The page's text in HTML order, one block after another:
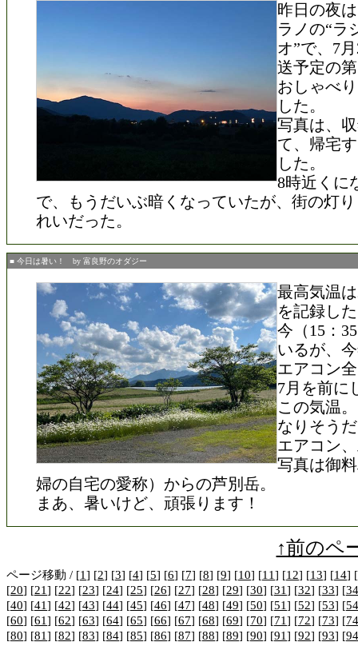
昨日の夜
ラノの“ラ
オ”で、7
送予定の
おしゃべ
した。
写真は、
て、帰宅
した。
8時近くに
で、もうだいぶ暗くなっていたが、街の灯
れいだった。
■ 今日は暑い！ by 富良野のオダジー
最高気温
を記録し
今（15：
いるが、
エアコン
7月を前に
この気温
なりそう
エアコン
写真は御
婦の自宅の愛称）からの芦別岳。
まあ、暑いけど、頑張ります！
↑前のペ
ページ移動 / [1] [2] [3] [4] [5] [6] [7] [8] [9] [10] [11] [12] [13] [14] [
[20] [21] [22] [23] [24] [25] [26] [27] [28] [29] [30] [31] [32] [33] [34
[40] [41] [42] [43] [44] [45] [46] [47] [48] [49] [50] [51] [52] [53] [54
[60] [61] [62] [63] [64] [65] [66] [67] [68] [69] [70] [71] [72] [73] [74
[80] [81] [82] [83] [84] [85] [86] [87] [88] [89] [90] [91] [92] [93] [94